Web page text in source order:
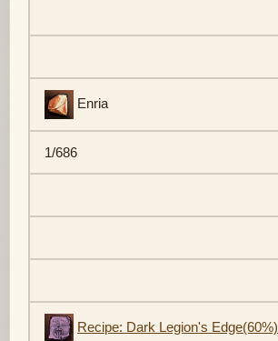
Enria
1/686
Recipe: Dark Legion's Edge(60%)